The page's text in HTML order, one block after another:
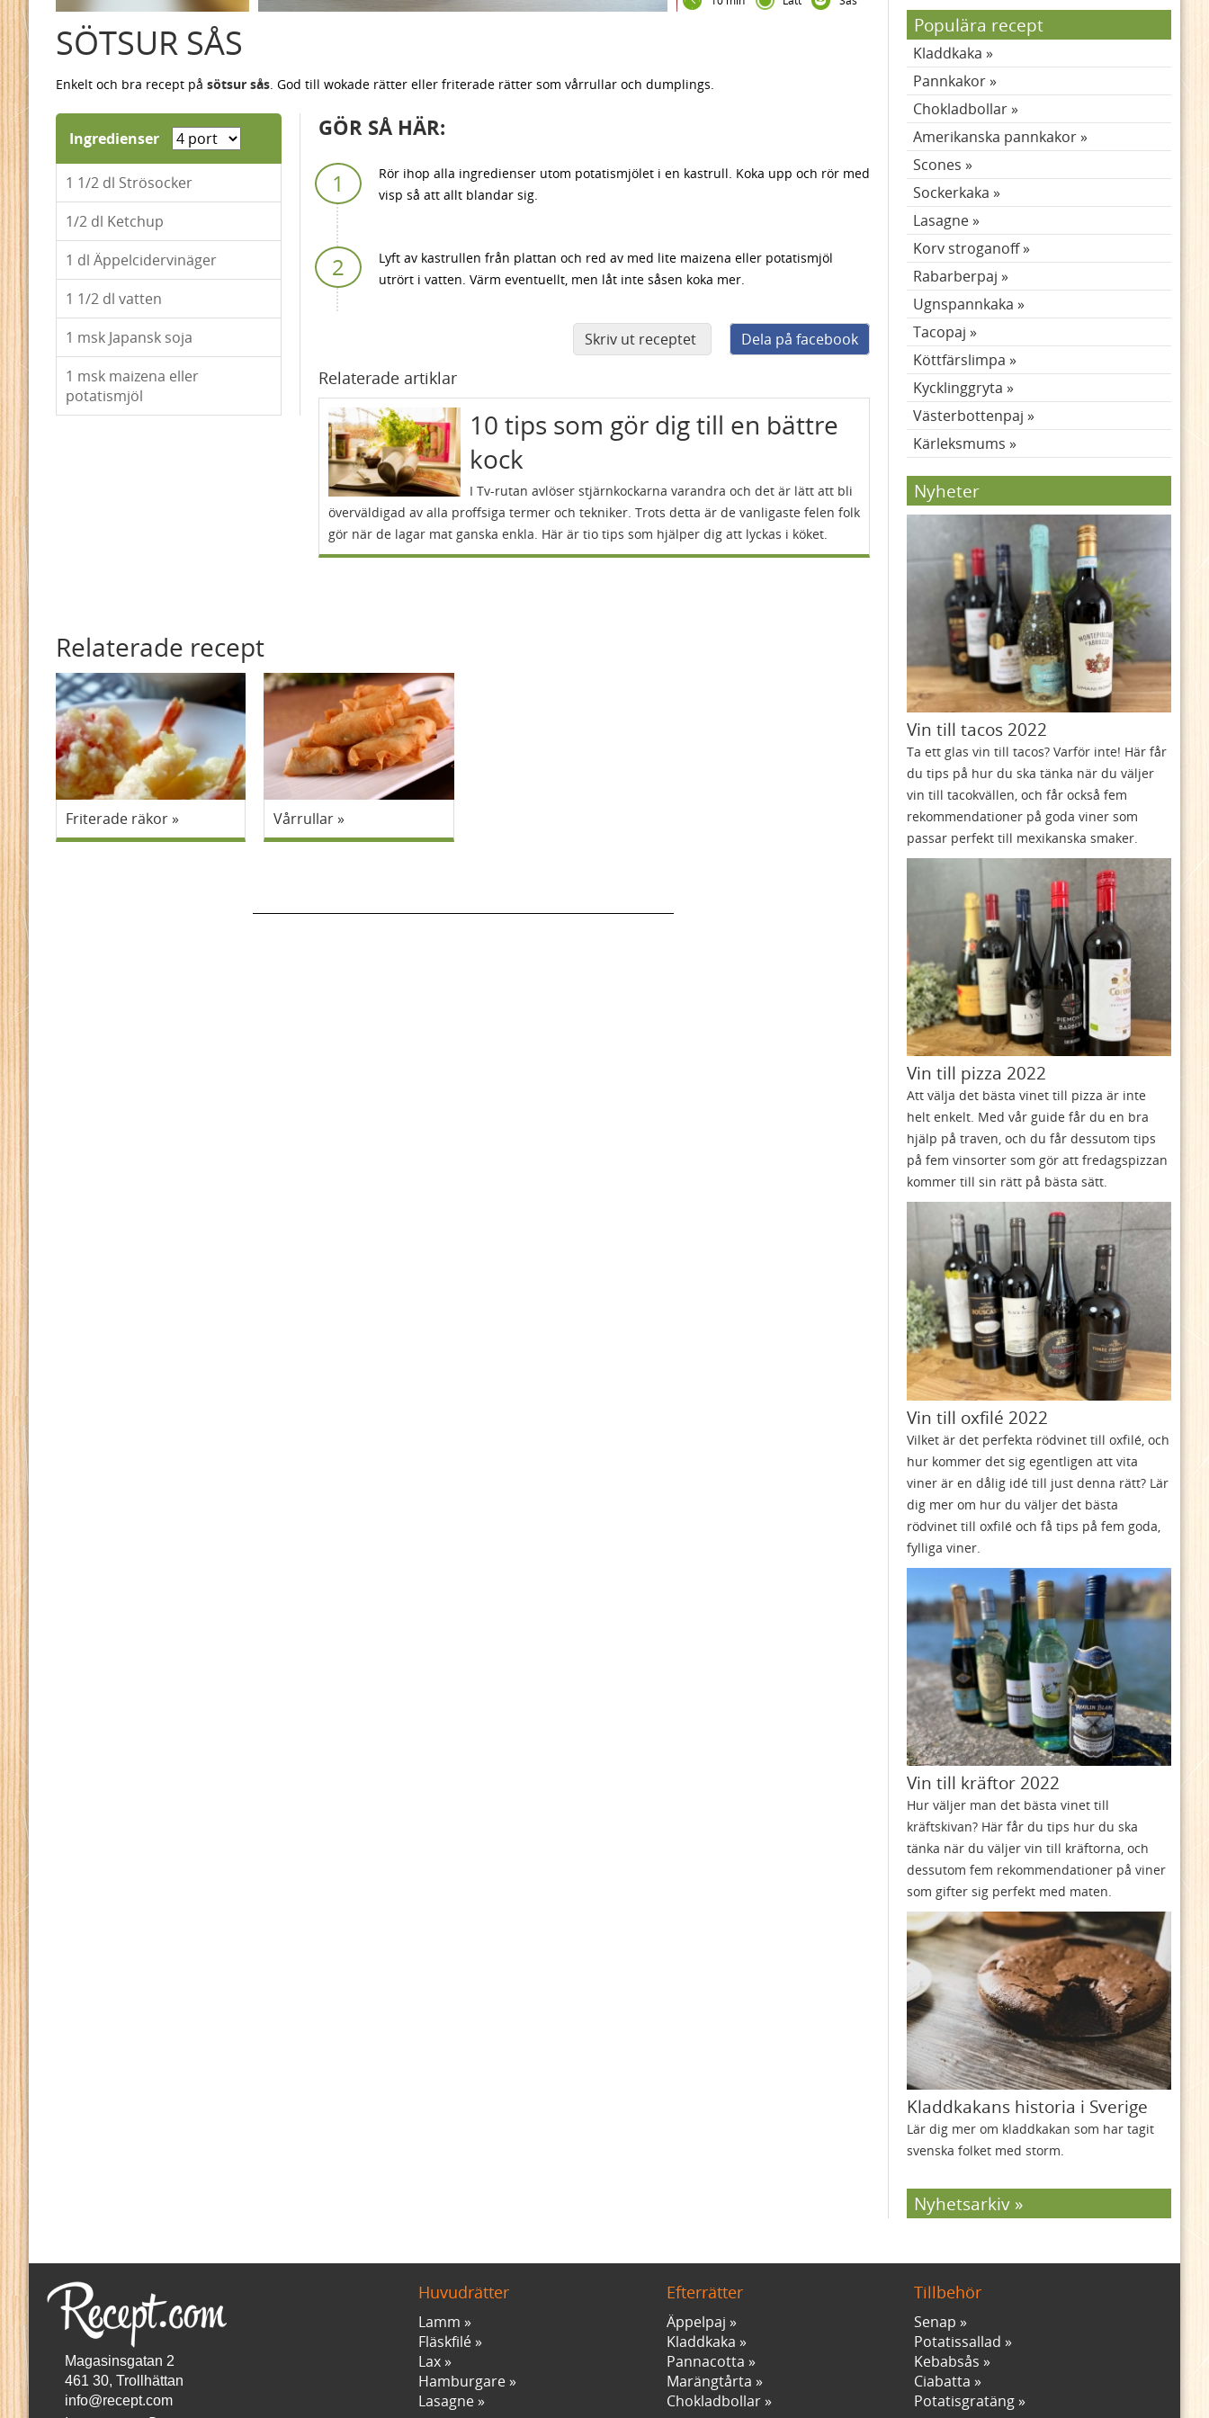
SÖTSUR SÅS
Enkelt och bra recept på sötsur sås. God till wokade rätter eller friterade rätter som vårrullar och dumplings.
Ingredienser
1 1/2 dl Strösocker
1/2 dl Ketchup
1 dl Äppelcidervinäger
1 1/2 dl vatten
1 msk Japansk soja
1 msk maizena eller
potatismjöl
GÖR SÅ HÄR:
Rör ihop alla ingredienser utom potatismjölet i en kastrull. Koka upp och rör med
visp så att allt blandar sig.
Lyft av kastrullen från plattan och red av med lite maizena eller potatismjöl
utrört i vatten. Värm eventuellt, men låt inte såsen koka mer.
Skriv ut receptet Dela på facebook
Relaterade artiklar
10 tips som gör dig till en bättre
kock
I Tv-rutan avlöser stjärnkockarna varandra och det är lätt att bli
överväldigad av alla proffsiga termer och tekniker. Trots detta är de vanligaste felen folk
gör när de lagar mat ganska enkla. Här är tio tips som hjälper dig att lyckas i köket.
Relaterade recept
Friterade räkor Vårrullar
Populära recept
Kladdkaka
Pannkakor
Chokladbollar
Amerikanska pannkakor
Scones
Sockerkaka
Lasagne
Korv stroganoff
Rabarberpaj
Ugnspannkaka
Tacopaj
Köttfärslimpa
Kycklinggryta
Västerbottenpaj
Kärleksmums
Nyheter
Vin till tacos 2022
Ta ett glas vin till tacos? Varför inte! Här får
du tips på hur du ska tänka när du väljer
vin till tacokvällen, och får också fem
rekommendationer på goda viner som
passar perfekt till mexikanska smaker.
Vin till pizza 2022
Att välja det bästa vinet till pizza är inte
helt enkelt. Med vår guide får du en bra
hjälp på traven, och du får dessutom tips
på fem vinsorter som gör att fredagspizzan
kommer till sin rätt på bästa sätt.
Vin till oxfilé 2022
Vilket är det perfekta rödvinet till oxfilé, och
hur kommer det sig egentligen att vita
viner är en dålig idé till just denna rätt? Lär
dig mer om hur du väljer det bästa
rödvinet till oxfilé och få tips på fem goda,
fylliga viner.
Vin till kräftor 2022
Hur väljer man det bästa vinet till
kräftskivan? Här får du tips hur du ska
tänka när du väljer vin till kräftorna, och
dessutom fem rekommendationer på viner
som gifter sig perfekt med maten.
Kladdkakans historia i Sverige
Lär dig mer om kladdkakan som har tagit
svenska folket med storm.
Nyhetsarkiv
Magasinsgatan 2
461 30, Trollhättan
info@recept.com
Huvudrätter
Lamm
Fläskfilé
Lax
Hamburgare
Lasagne
Efterrätter
Äppelpaj
Kladdkaka
Pannacotta
Marängtårta
Chokladbollar
Tillbehör
Senap
Potatissallad
Kebabsås
Ciabatta
Potatisgratäng